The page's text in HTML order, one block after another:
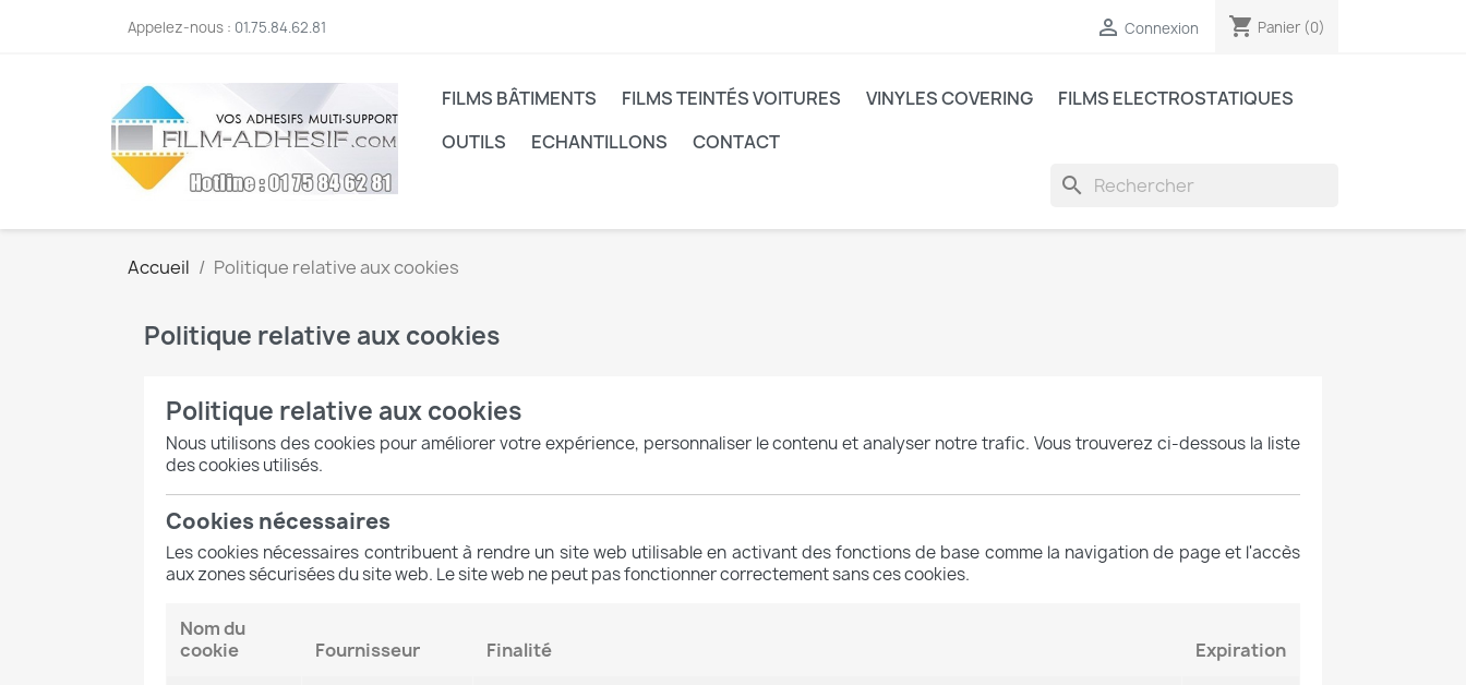
Appelez-nous : 01.75.84.62.81  Connexion shopping_cart Panier (0)
FILMS BÂTIMENTS FILMS TEINTÉS VOITURES VINYLES COVERING
FILMS ELECTROSTATIQUES
OUTILS
ECHANTILLONS CONTACT
search
Accueil Politique relative aux cookies
Politique relative aux cookies
Politique relative aux cookies
Nous utilisons des cookies pour améliorer votre expérience, personnaliser le contenu et analyser notre trafic. Vous trouverez ci-dessous la liste
des cookies utilisés.
Cookies nécessaires
Les cookies nécessaires contribuent à rendre un site web utilisable en activant des fonctions de base comme la navigation de page et l'accès
aux zones sécurisées du site web. Le site web ne peut pas fonctionner correctement sans ces cookies.
Nom du
cookie
Fournisseur Finalité Expiration